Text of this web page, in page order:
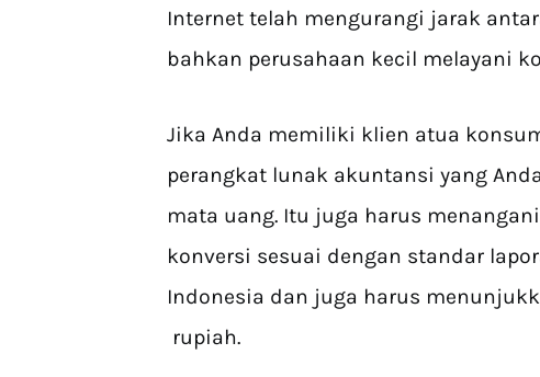
Internet telah mengurangi jarak
bahkan perusahaan kecil melayani
Jika Anda memiliki klien atua
perangkat lunak akuntansi yang
mata uang. Itu juga harus
konversi sesuai dengan standar
Indonesia dan juga harus
rupiah.